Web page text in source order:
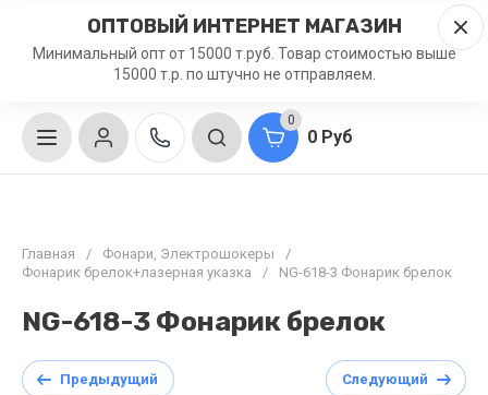
ОПТОВЫЙ ИНТЕРНЕТ МАГАЗИН
Минимальный опт от 15000 т.руб. Товар стоимостью выше
15000 т.р. по штучно не отправляем.
0
0 Руб
Главная / Фонари, Электрошокеры
/
Фонарик брелок+лазерная указка
/ NG-618-3 Фонарик брелок
NG-618-3 Фонарик брелок
Предыдущий Следующий